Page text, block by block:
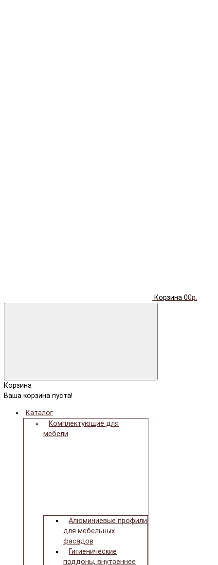
Корзина 00р.
Корзина
Ваша корзина пуста!
Каталог
Комплектующие для
мебели
Алюминиевые профили
для мебельных
фасадов
Гигиенические
поддоны, внутреннее